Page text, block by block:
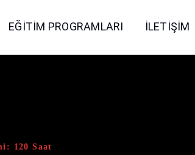
EĞITIM PROGRAMLARI İLETIŞIM
120 Saat